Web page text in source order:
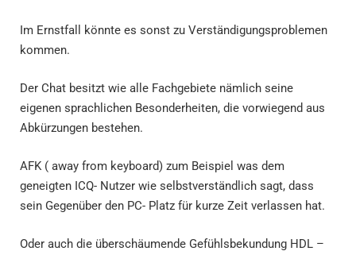
Im Ernstfall könnte es sonst zu Verständigungsproblemen
kommen.
Der Chat besitzt wie alle Fachgebiete nämlich seine
eigenen sprachlichen Besonderheiten, die vorwiegend aus
Abkürzungen bestehen.
AFK ( away from keyboard) zum Beispiel was dem
geneigten ICQ- Nutzer wie selbstverständlich sagt, dass
sein Gegenüber den PC- Platz für kurze Zeit verlassen hat.
Oder auch die überschäumende Gefühlsbekundung HDL –